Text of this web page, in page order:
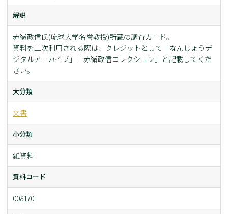
解説
赤嶺政信氏(琉球大学名誉教授)所蔵の調査カード。
資料を二次利用される際は、クレジットとして「なんじょうデ
ジタルアーカイブ」「赤嶺政信コレクション」と記載してくだ
さい。
大分類
文書
小分類
紙資料
資料コード
008170